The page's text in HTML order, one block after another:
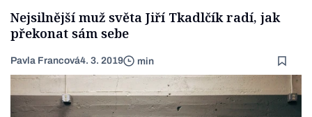
Nejsilnější muž světa Jiří Tkadlčík radí, jak
překonat sám sebe
Pavla Francová4. 3. 2019 min